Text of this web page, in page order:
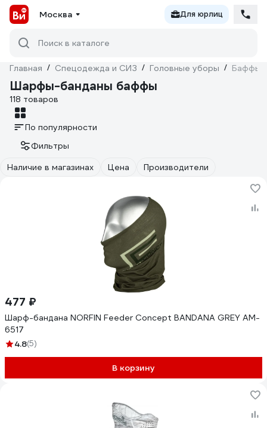
Москва Для юрлиц
Поиск в каталоге
Главная / Спецодежда и СИЗ / Головные уборы / Баффы
Шарфы-банданы баффы
118 товаров
По популярности
Фильтры
Наличие в магазинах
Цена Производители
477 ₽
Шарф-бандана NORFIN Feeder Concept BANDANA GREY AM-
6517
4.8(5)
В корзину